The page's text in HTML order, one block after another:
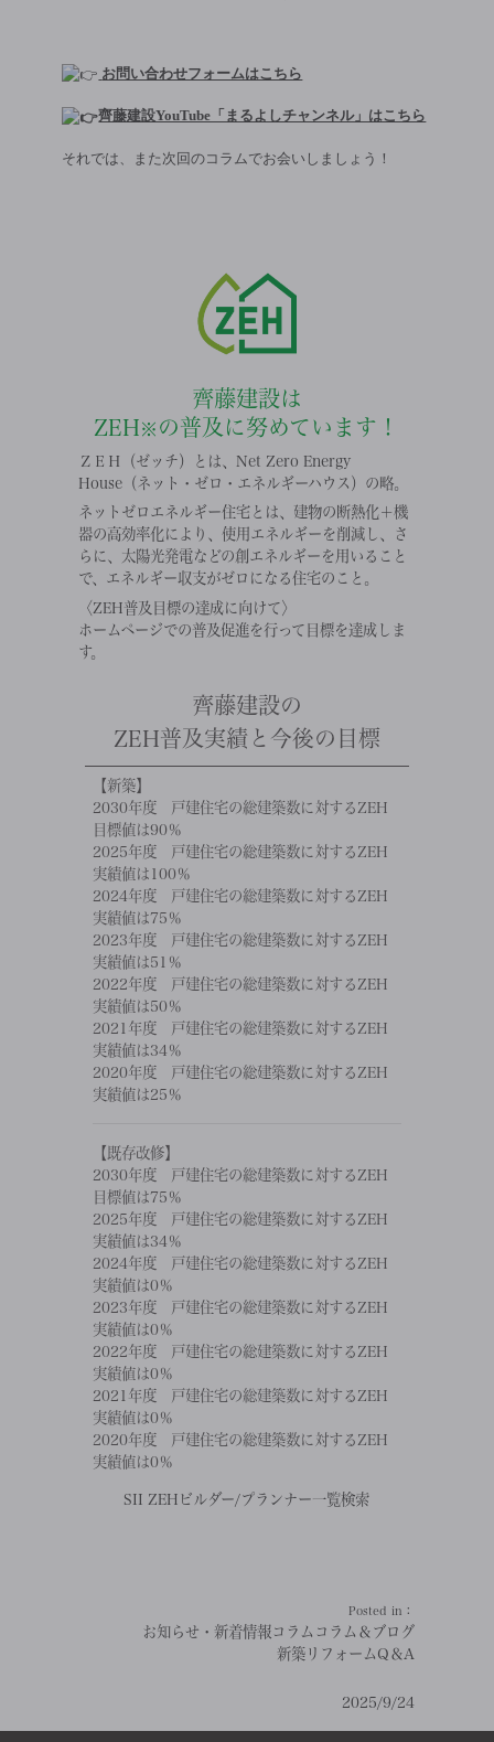
お問い合わせフォームはこちら
齊藤建設YouTube「まるよしチャンネル」はこちら
それでは、また次回のコラムでお会いしましょう！
齊藤建設は
ZEH※ の普及に努めています！
ＺＥＨ（ゼッチ）とは、Net Zero Energy
House（ネット・ゼロ・エネルギーハウス）の略。
ネットゼロエネルギー住宅とは、建物の断熱化＋機
器の高効率化により、使用エネルギーを削減し、さ
らに、太陽光発電などの創エネルギーを用いること
で、エネルギー収支がゼロになる住宅のこと。
〈ZEH普及目標の達成に向けて〉
ホームページでの普及促進を行って目標を達成しま
す。
齊藤建設の
ZEH普及実績と今後の目標
【新築】
2030年度 戸建住宅の総建築数に対するZEH
目標値は90％
2025年度 戸建住宅の総建築数に対するZEH
実績値は100％
2024年度 戸建住宅の総建築数に対するZEH
実績値は75％
2023年度 戸建住宅の総建築数に対するZEH
実績値は51％
2022年度 戸建住宅の総建築数に対するZEH
実績値は50％
2021年度 戸建住宅の総建築数に対するZEH
実績値は34％
2020年度 戸建住宅の総建築数に対するZEH
実績値は25％
【既存改修】
2030年度 戸建住宅の総建築数に対するZEH
目標値は75％
2025年度 戸建住宅の総建築数に対するZEH
実績値は34％
2024年度 戸建住宅の総建築数に対するZEH
実績値は0％
2023年度 戸建住宅の総建築数に対するZEH
実績値は0％
2022年度 戸建住宅の総建築数に対するZEH
実績値は0％
2021年度 戸建住宅の総建築数に対するZEH
実績値は0％
2020年度 戸建住宅の総建築数に対するZEH
実績値は0％
SII ZEHビルダー/プランナー一覧検索
Posted in：
お知らせ・新着情報 コラム コラム＆ブログ
新築リフォームQ＆A
2025/9/24